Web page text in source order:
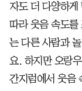
자도 더 다양하게
따라 웃음 속도를
는 다른 사람과
요. 하지만 오랑
간지럼에서 웃음